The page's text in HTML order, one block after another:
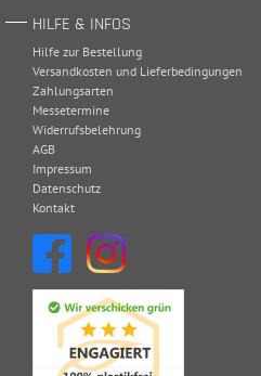
HILFE & INFOS
Hilfe zur Bestellung
Versandkosten und Lieferbedingungen
Zahlungsarten
Messetermine
Widerrufsbelehrung
AGB
Impressum
Datenschutz
Kontakt